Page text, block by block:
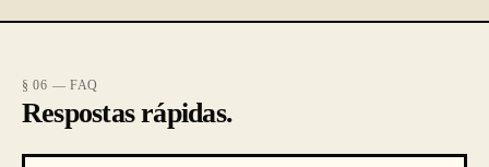
§ 06 — FAQ
Respostas rápidas.